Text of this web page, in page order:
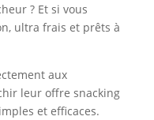
? Et si vous
ultra frais et prêts à
aux
leur offre snacking
et efficaces.